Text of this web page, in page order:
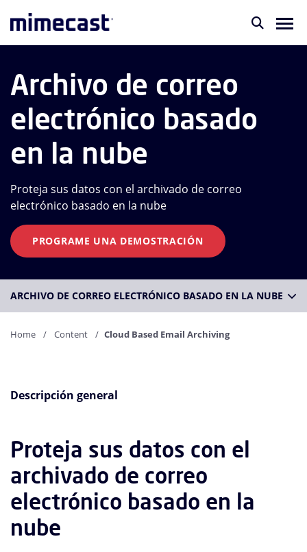
Archivo de correo
electrónico basado
en la nube
Proteja sus datos con el archivado de correo
electrónico basado en la nube
PROGRAME UNA DEMOSTRACIÓN
ARCHIVO DE CORREO ELECTRÓNICO BASADO EN LA NUBE
Home Content Cloud Based Email Archiving
Descripción general
Proteja sus datos con el
archivado de correo
electrónico basado en la
nube